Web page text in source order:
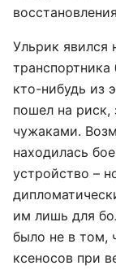
Ульрик явился
кто-нибудь из
пошел на риск,
чужаками.
находилась
устройство –
им лишь для
было не в том,
ксеносов при